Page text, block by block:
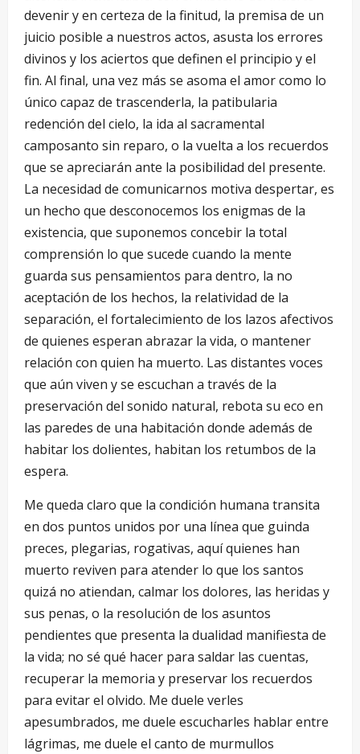
devenir y en certeza de la finitud, la premisa de un
juicio posible a nuestros actos, asusta los errores
divinos y los aciertos que definen el principio y el
fin. Al final, una vez más se asoma el amor como lo
único capaz de trascenderla, la patibularia
redención del cielo, la ida al sacramental
camposanto sin reparo, o la vuelta a los recuerdos
que se apreciarán ante la posibilidad del presente.
La necesidad de comunicarnos motiva despertar, es
un hecho que desconocemos los enigmas de la
existencia, que suponemos concebir la total
comprensión lo que sucede cuando la mente
guarda sus pensamientos para dentro, la no
aceptación de los hechos, la relatividad de la
separación, el fortalecimiento de los lazos afectivos
de quienes esperan abrazar la vida, o mantener
relación con quien ha muerto. Las distantes voces
que aún viven y se escuchan a través de la
preservación del sonido natural, rebota su eco en
las paredes de una habitación donde además de
habitar los dolientes, habitan los retumbos de la
espera.
Me queda claro que la condición humana transita
en dos puntos unidos por una línea que guinda
preces, plegarias, rogativas, aquí quienes han
muerto reviven para atender lo que los santos
quizá no atiendan, calmar los dolores, las heridas y
sus penas, o la resolución de los asuntos
pendientes que presenta la dualidad manifiesta de
la vida; no sé qué hacer para saldar las cuentas,
recuperar la memoria y preservar los recuerdos
para evitar el olvido. Me duele verles
apesumbrados, me duele escucharles hablar entre
lágrimas, me duele el canto de murmullos